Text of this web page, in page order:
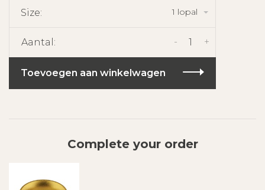
Size: 1 lopal
Aantal: +
-
Toevoegen aan winkelwagen
Complete your order